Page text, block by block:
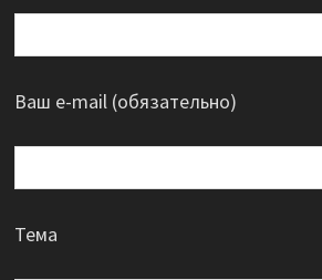
Ваш e-mail (обязательно)
Тема